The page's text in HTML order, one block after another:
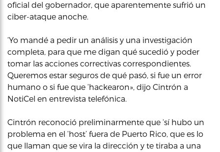
oficial del gobernador, que aparentemente sufrió un
ciber-ataque anoche.
‘Yo mandé a pedir un análisis y una investigación
completa, para que me digan qué sucedió y poder
tomar las acciones correctivas correspondientes.
Queremos estar seguros de qué pasó, si fue un error
humano o si fue que ‘hackearon», dijo Cintrón a
NotiCel en entrevista telefónica.
Cintrón reconoció preliminarmente que ‘sí hubo un
problema en el ‘host’ fuera de Puerto Rico, que es lo
que llaman que se vira la dirección y te tiraba a una